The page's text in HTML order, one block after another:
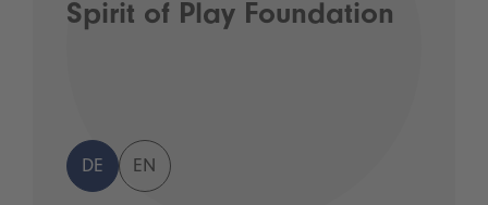
Spirit of Play Foundation
DE EN